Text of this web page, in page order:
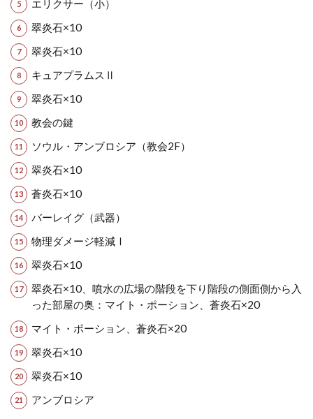
エリクサー（小）
翠炎石×10
翠炎石×10
キュアプラムスⅡ
翠炎石×10
教会の鍵
ソウル・アンブロシア（教会2F）
翠炎石×10
蒼炎石×10
バーレイグ（武器）
物理ダメージ軽減Ⅰ
翠炎石×10
翠炎石×10、噴水の広場の階段を下り階段の側面側から入
った部屋の奥：マイト・ポーション、蒼炎石×20
マイト・ポーション、蒼炎石×20
翠炎石×10
翠炎石×10
アンブロシア